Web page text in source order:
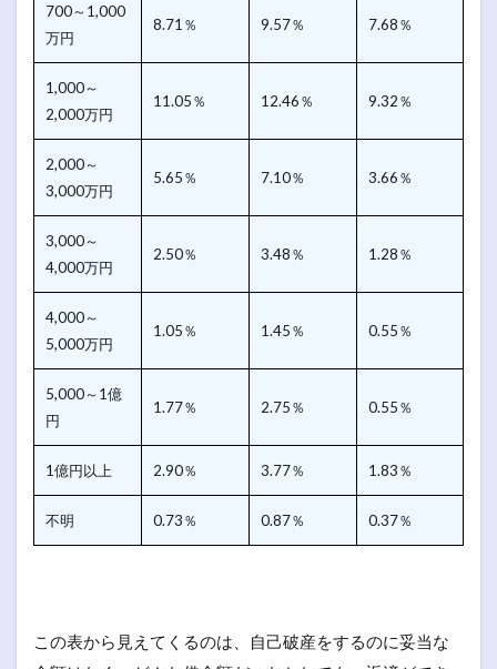
700～1,000
万円
8.71％ 9.57％ 7.68％
1,000～
2,000万円
11.05％ 12.46％ 9.32％
2,000～
3,000万円
5.65％ 7.10％ 3.66％
3,000～
4,000万円
2.50％ 3.48％ 1.28％
4,000～
5,000万円
1.05％ 1.45％ 0.55％
5,000～1億
円
1.77％ 2.75％ 0.55％
1億円以上 2.90％ 3.77％ 1.83％
不明 0.73％ 0.87％ 0.37％
この表から見えてくるのは、自己破産をするのに妥当な